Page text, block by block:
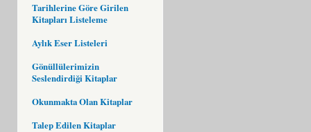
Tarihlerine Göre Girilen
Kitapları Listeleme
Aylık Eser Listeleri
Gönüllülerimizin
Seslendirdiği Kitaplar
Okunmakta Olan Kitaplar
Talep Edilen Kitaplar